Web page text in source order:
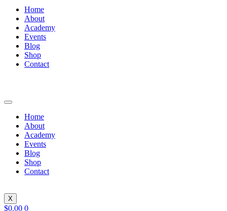
Home
About
Academy
Events
Blog
Shop
Contact
Home
About
Academy
Events
Blog
Shop
Contact
X
$0.00 0